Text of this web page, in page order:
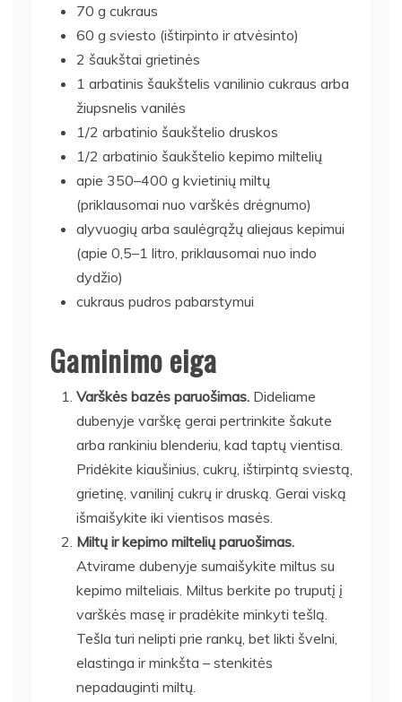
70 g cukraus
60 g sviesto (ištirpinto ir atvėsinto)
2 šaukštai grietinės
1 arbatinis šaukštelis vanilinio cukraus arba
žiupsnelis vanilės
1/2 arbatinio šaukštelio druskos
1/2 arbatinio šaukštelio kepimo miltelių
apie 350–400 g kvietinių miltų
(priklausomai nuo varškės drėgnumo)
alyvuogių arba saulėgrąžų aliejaus kepimui
(apie 0,5–1 litro, priklausomai nuo indo
dydžio)
cukraus pudros pabarstymui
Gaminimo eiga
Varškės bazės paruošimas. Dideliame
dubenyje varškę gerai pertrinkite šakute
arba rankiniu blenderiu, kad taptų vientisa.
Pridėkite kiaušinius, cukrų, ištirpintą sviestą,
grietinę, vanilinį cukrų ir druską. Gerai viską
išmaišykite iki vientisos masės.
Miltų ir kepimo miltelių paruošimas.
Atvirame dubenyje sumaišykite miltus su
kepimo milteliais. Miltus berkite po truputį į
varškės masę ir pradėkite minkyti tešlą.
Tešla turi nelipti prie rankų, bet likti švelni,
elastinga ir minkšta – stenkitės
nepadauginti miltų.